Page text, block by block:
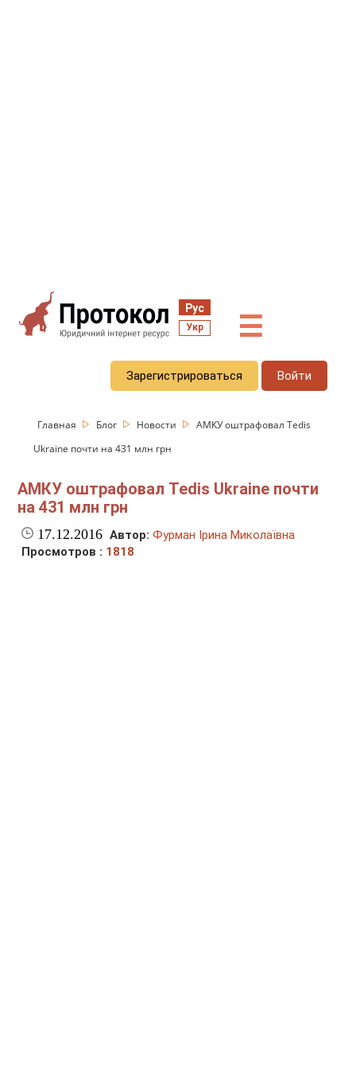
Рус
Укр ☰
Зарегистрироваться Войти
Главная Блог Новости
АМКУ оштрафовал Tedis
Ukraine почти на 431 млн грн
АМКУ оштрафовал Tedis Ukraine почти
на 431 млн грн
17.12.2016 Автор: Фурман Ірина Миколаївна
Просмотров : 1818